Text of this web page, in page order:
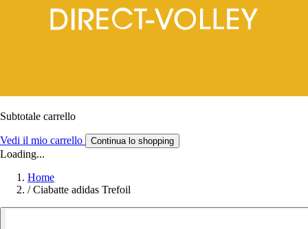
Subtotale carrello
Vedi il mio carrello Continua lo shopping
Loading...
Home
/ Ciabatte adidas Trefoil